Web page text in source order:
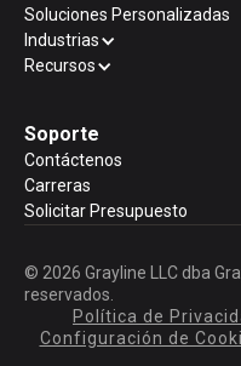
Soluciones Personalizadas
Industrias
Recursos
Soporte
Contáctenos
Carreras
Solicitar Presupuesto
© 2026 Grayline LLC dba
reservados.
Política de
Configuración de